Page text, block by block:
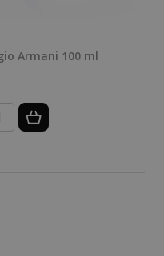
Armani 100 ml